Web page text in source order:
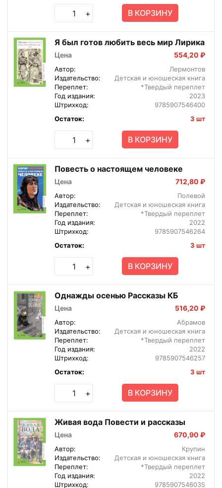
+ В КОРЗИНУ
Я был готов любить весь мир Лирика
Цена 554,20 ₽
Автор:
Лермонтов
Издательство:
Детская и юношеская книга
Переплет:
*Твердый переплет
Год издания:
2023
Штрихкод:
9785907546400
Остаток:
3 шт
+ В КОРЗИНУ
Повесть о настоящем человеке
Цена 712,80 ₽
Автор:
Полевой
Издательство:
Детская и юношеская книга
Переплет:
*Твердый переплет
Год издания:
2022
Штрихкод:
9785907546264
Остаток:
3 шт
+ В КОРЗИНУ
Однажды осенью Рассказы КБ
Цена 516,20 ₽
Автор:
Абрамов
Издательство:
Детская и юношеская книга
Переплет:
*Твердый переплет
Год издания:
2022
Штрихкод:
9785907546257
Остаток:
3 шт
+ В КОРЗИНУ
Живая вода Повести и рассказы
Цена 670,90 ₽
Автор:
Крупин
Издательство:
Детская и юношеская книга
Переплет:
*Твердый переплет
Год издания:
2022
Штрихкод:
9785907546035